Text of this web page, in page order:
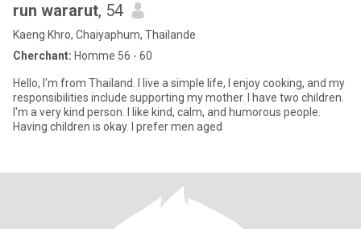
run wararut, 54
Kaeng Khro, Chaiyaphum, Thailande
Cherchant: Homme 56 - 60
Hello, I'm from Thailand. I live a simple life, I enjoy cooking, and my
responsibilities include supporting my mother. I have two children.
I'm a very kind person. I like kind, calm, and humorous people.
Having children is okay. I prefer men aged